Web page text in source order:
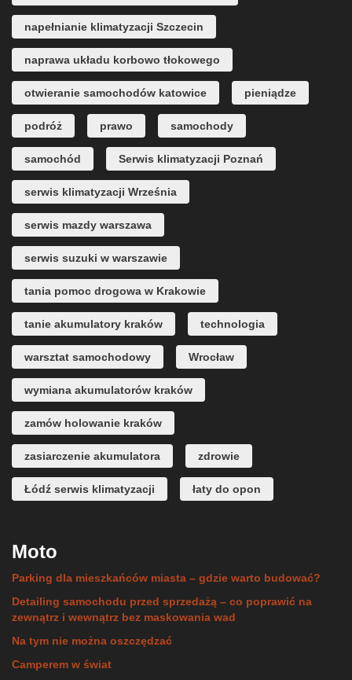
napełnianie klimatyzacji Szczecin
naprawa układu korbowo tłokowego
otwieranie samochodów katowice pieniądze
podróż prawo samochody
samochód Serwis klimatyzacji Poznań
serwis klimatyzacji Września
serwis mazdy warszawa
serwis suzuki w warszawie
tania pomoc drogowa w Krakowie
tanie akumulatory kraków technologia
warsztat samochodowy Wrocław
wymiana akumulatorów kraków
zamów holowanie kraków
zasiarczenie akumulatora zdrowie
Łódź serwis klimatyzacji łaty do opon
Moto
Parking dla mieszkańców miasta – gdzie warto budować?
Detailing samochodu przed sprzedażą – co poprawić na
zewnątrz i wewnątrz bez maskowania wad
Na tym nie można oszczędzać
Camperem w świat